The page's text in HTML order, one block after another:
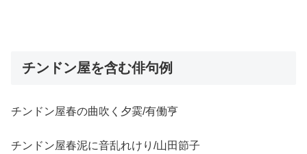
チンドン屋を含む俳句例
チンドン屋春の曲吹く夕霙/有働亨
チンドン屋春泥に音乱れけり/山田節子